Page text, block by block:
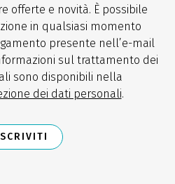
offerte e novità. È possibile
in qualsiasi momento
presente nell’e-mail
sul trattamento dei
sono disponibili nella
dei dati personali.